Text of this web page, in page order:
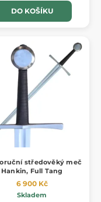
DO KOŠÍKU
středověký meč
Hankin, Full Tang
6 900 Kč
Skladem